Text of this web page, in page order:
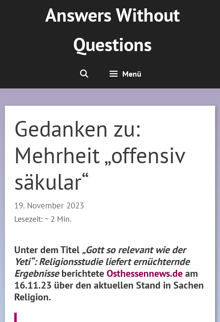
Answers Without
Questions
Menü
Gedanken zu:
Mehrheit „offensiv
säkular“
19. November 2023
Lesezeit: ~ 2 Min.
Unter dem Titel „Gott so relevant wie der
Yeti“: Religionsstudie liefert ernüchternde
ErgebnisseberichteteOsthessennews.deam
16.11.23 über den aktuellen Stand in Sachen
Religion.